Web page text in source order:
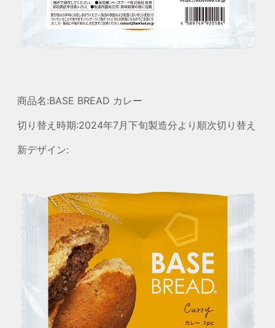
商品名:BASE BREAD カレー
切り替え時期:2024年7月下旬製造分より順次切り替え
新デザイン: